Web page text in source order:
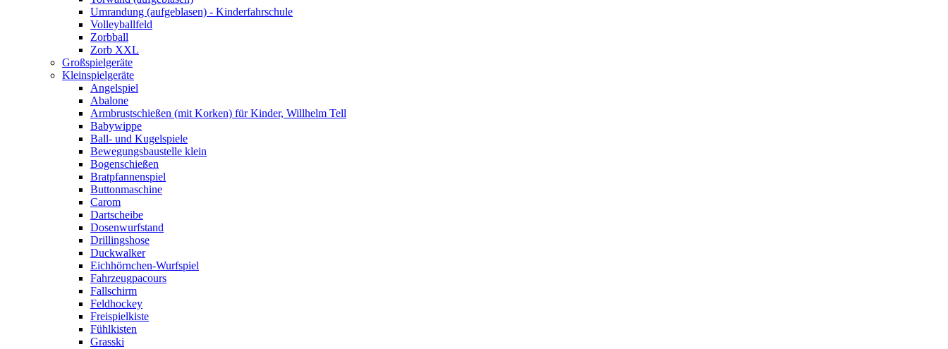
Umrandung (aufgeblasen) - Kinderfahrschule
Volleyballfeld
Zorbball
Zorb XXL
Großspielgeräte
Kleinspielgeräte
Angelspiel
Abalone
Armbrustschießen (mit Korken) für Kinder, Willhelm Tell
Babywippe
Ball- und Kugelspiele
Bewegungsbaustelle klein
Bogenschießen
Bratpfannenspiel
Buttonmaschine
Carom
Dartscheibe
Dosenwurfstand
Drillingshose
Duckwalker
Eichhörnchen-Wurfspiel
Fahrzeugpacours
Fallschirm
Feldhockey
Freispielkiste
Fühlkisten
Grasski